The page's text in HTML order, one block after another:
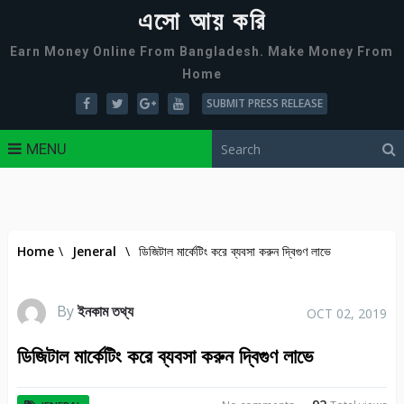
এসো আয় করি
Earn Money Online From Bangladesh. Make Money From
Home
SUBMIT PRESS RELEASE
MENU
Home \ Jeneral \ ডিজিটাল মার্কেটিং করে ব্যবসা করুন দ্বিগুণ লাভে
Byইনকাম তথ্য OCT 02, 2019
ডিজিটাল মার্কেটিং করে ব্যবসা করুন দ্বিগুণ লাভে